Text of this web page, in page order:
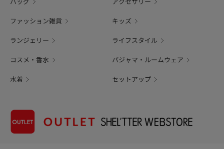
ファッション雑貨 キッズ
ランジェリー ライフスタイル
コスメ・香水 パジャマ・ルームウェア
水着 セットアップ